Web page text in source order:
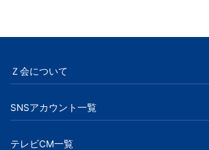
Ｚ会について
SNSアカウント一覧
テレビCM一覧